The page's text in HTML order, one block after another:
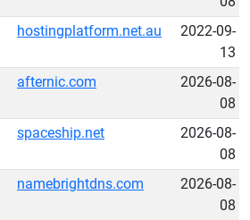
hostingplatform.net.au
2022-09-
13
afternic.com
2026-08-
08
spaceship.net
2026-08-
08
namebrightdns.com
2026-08-
08